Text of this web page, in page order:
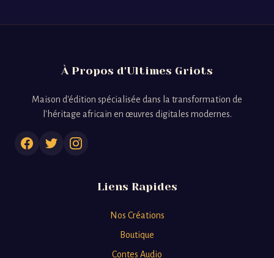
À Propos d'Ultimes Griots
Maison d'édition spécialisée dans la transformation de
l'héritage africain en œuvres digitales modernes.
Liens Rapides
Nos Créations
Boutique
Contes Audio